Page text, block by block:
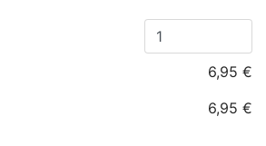
6,95 €
6,95 €